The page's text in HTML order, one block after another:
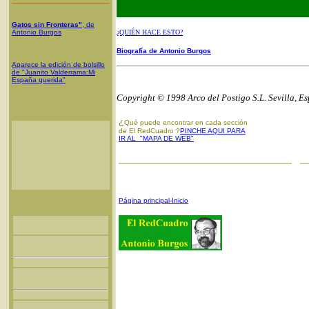
Gatos sin Fronteras" , de
Antonio Burgos
Aparece la edición de bolsillo
de "Juanito Valderrama:Mi
España querida"
¿QUIÉN HACE ESTO?
Biografía de Antonio Burgos
Copyright © 1998 Arco del Postigo S.L. Sevilla,
¿ Qué puede encontrar en cada sección
de El RedCuadro ?PINCHE AQUI PARA
IR AL "MAPA DE WEB"
Página principal-Inicio